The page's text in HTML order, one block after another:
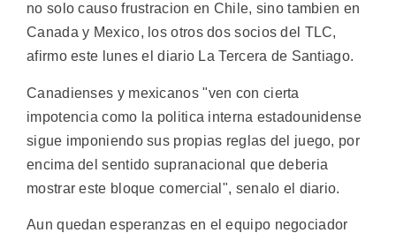
no solo causo frustracion en Chile, sino tambien en
Canada y Mexico, los otros dos socios del TLC,
afirmo este lunes el diario La Tercera de Santiago.
Canadienses y mexicanos "ven con cierta
impotencia como la politica interna estadounidense
sigue imponiendo sus propias reglas del juego, por
encima del sentido supranacional que deberia
mostrar este bloque comercial", senalo el diario.
Aun quedan esperanzas en el equipo negociador